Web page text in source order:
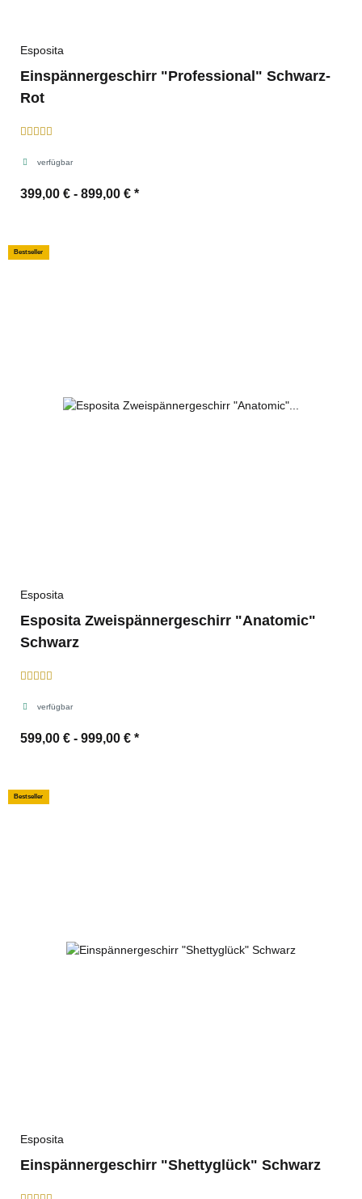
Esposita
Einspännergeschirr "Professional" Schwarz-
Rot
verfügbar
399,00 € - 899,00 € *
Bestseller
Esposita
Esposita Zweispännergeschirr "Anatomic"
Schwarz
verfügbar
599,00 € - 999,00 € *
Bestseller
Esposita
Einspännergeschirr "Shettyglück" Schwarz